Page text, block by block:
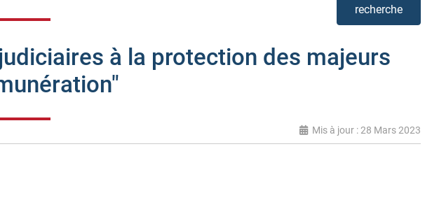
recherche
à la protection des majeurs
Mis à jour : 28 Mars 2023